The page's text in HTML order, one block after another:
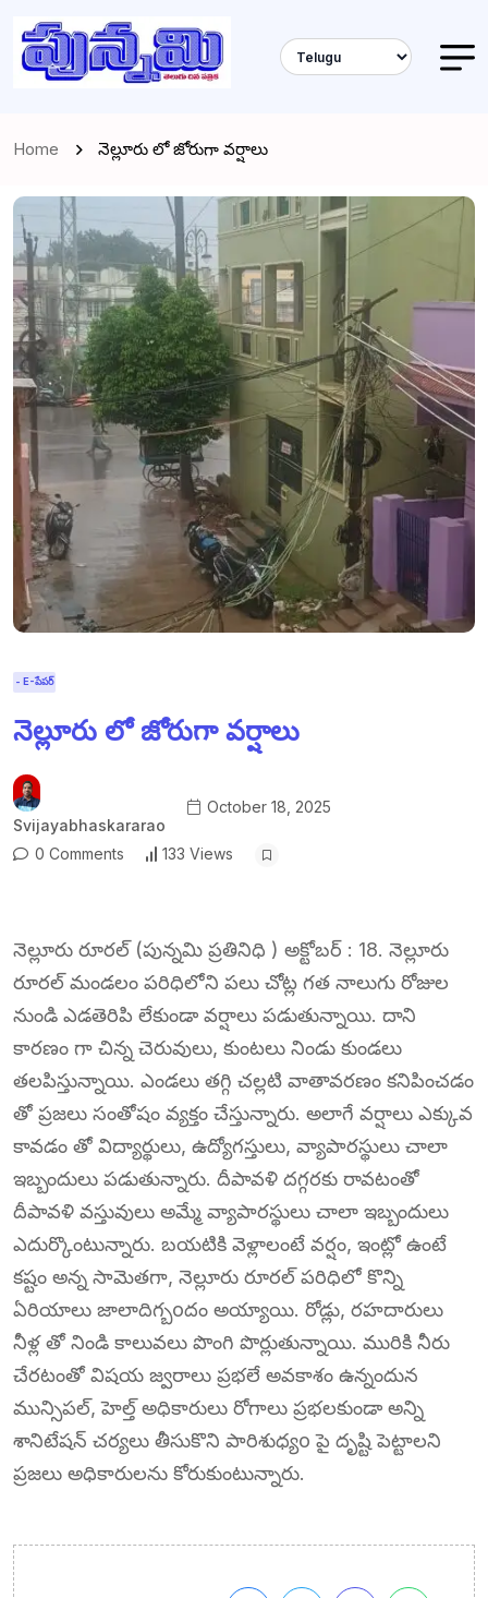
Home నెల్లూరు లో జోరుగా వర్షాలు
- E-పేపర్
నెల్లూరు లో జోరుగా వర్షాలు
Svijayabhaskararao
October 18, 2025
0 Comments 133 Views
నెల్లూరు రూరల్ (పున్నమి ప్రతినిధి ) అక్టోబర్ : 18. నెల్లూరు
రూరల్ మండలం పరిధిలోని పలు చోట్ల గత నాలుగు రోజుల
నుండి ఎడతెరిపి లేకుండా వర్షాలు పడుతున్నాయి. దాని
కారణం గా చిన్న చెరువులు, కుంటలు నిండు కుండలు
తలపిస్తున్నాయి. ఎండలు తగ్గి చల్లటి వాతావరణం కనిపించడం
తో ప్రజలు సంతోషం వ్యక్తం చేస్తున్నారు. అలాగే వర్షాలు ఎక్కువ
కావడం తో విద్యార్థులు, ఉద్యోగస్తులు, వ్యాపారస్థులు చాలా
ఇబ్బందులు పడుతున్నారు. దీపావళి దగ్గరకు రావటంతో
దీపావళి వస్తువులు అమ్మే వ్యాపారస్థులు చాలా ఇబ్బందులు
ఎదుర్కొంటున్నారు. బయటికి వెళ్లాలంటే వర్షం, ఇంట్లో ఉంటే
కష్టం అన్న సామెతగా, నెల్లూరు రూరల్ పరిధిలో కొన్ని
ఏరియాలు జాలాదిగ్బoదం అయ్యాయి. రోడ్లు, రహదారులు
నీళ్ల తో నిండి కాలువలు పొంగి పొర్లుతున్నాయి. మురికి నీరు
చేరటంతో విషయ జ్వరాలు ప్రభలే అవకాశం ఉన్నందున
మున్సిపల్, హెల్త్ అధికారులు రోగాలు ప్రభలకుండా అన్ని
శానిటేషన్ చర్యలు తీసుకొని పారిశుధ్యo పై దృష్టి పెట్టాలని
ప్రజలు అధికారులను కోరుకుంటున్నారు.